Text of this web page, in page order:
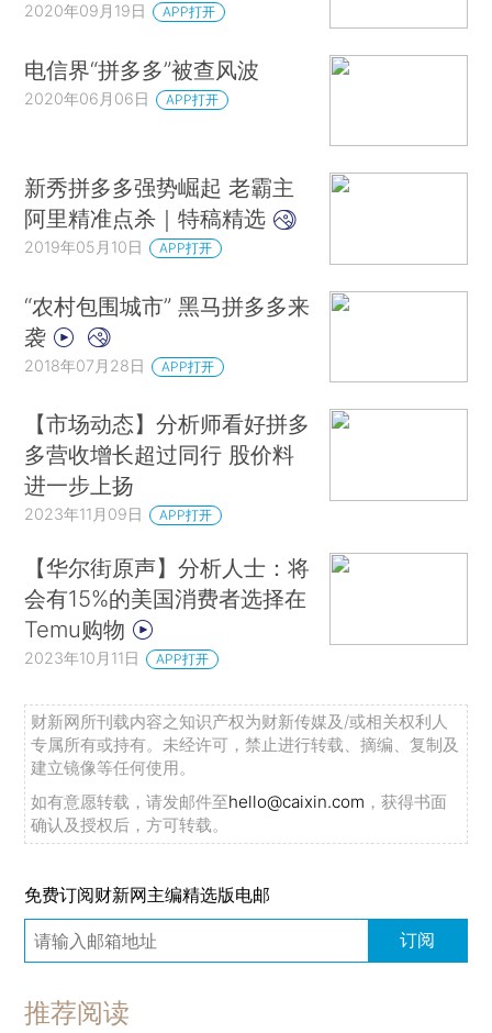
2020年09月19日 APP打开
电信界“拼多多”被查风波
2020年06月06日 APP打开
新秀拼多多强势崛起 老霸主
阿里精准点杀｜特稿精选
2019年05月10日 APP打开
“农村包围城市” 黑马拼多多来
袭
2018年07月28日 APP打开
【市场动态】分析师看好拼多
多营收增长超过同行 股价料
进一步上扬
2023年11月09日 APP打开
【华尔街原声】分析人士：将
会有15%的美国消费者选择在
Temu购物
2023年10月11日 APP打开
财新网所刊载内容之知识产权为财新传媒及/或相关权利人
专属所有或持有。未经许可，禁止进行转载、摘编、复制及
建立镜像等任何使用。
如有意愿转载，请发邮件至hello@caixin.com ，获得书面
确认及授权后，方可转载。
免费订阅财新网主编精选版电邮
订阅
推荐阅读